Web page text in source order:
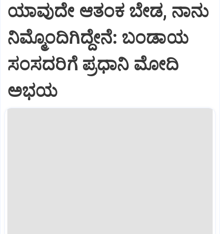
ಯಾವುದೇ ಆತಂಕ ಬೇಡ, ನಾನು
ನಿಮ್ಮೊಂದಿಗಿದ್ದೇನೆ: ಬಂಡಾಯ
ಸಂಸದರಿಗೆ ಪ್ರಧಾನಿ ಮೋದಿ
ಅಭಯ